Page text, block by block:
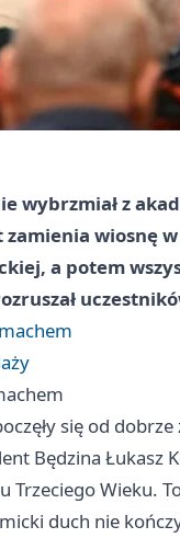
wybrzmiał z
wiosnę
a potem
się od
Będzina Łukasz
Wieku.
duch nie